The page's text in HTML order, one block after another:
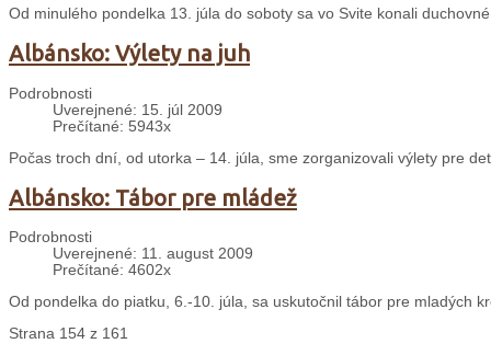
Od minulého pondelka 13. júla do soboty sa vo Svite konali
Albánsko: Výlety na juh
Podrobnosti
Uverejnené: 15. júl 2009
Prečítané: 5943x
Počas troch dní, od utorka – 14. júla, sme zorganizovali výlety pre
Albánsko: Tábor pre mládež
Podrobnosti
Uverejnené: 11. august 2009
Prečítané: 4602x
Od pondelka do piatku, 6.-10. júla, sa uskutočnil tábor pre mladých
Strana 154 z 161